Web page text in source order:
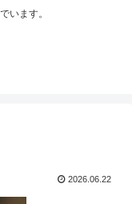
います。
2026.06.22